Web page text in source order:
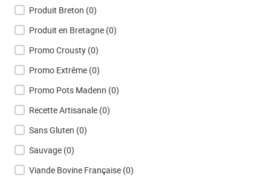
Produit Breton (0)
Produit en Bretagne (0)
Promo Crousty (0)
Promo Extrême (0)
Promo Pots Madenn (0)
Recette Artisanale (0)
Sans Gluten (0)
Sauvage (0)
Viande Bovine Française (0)